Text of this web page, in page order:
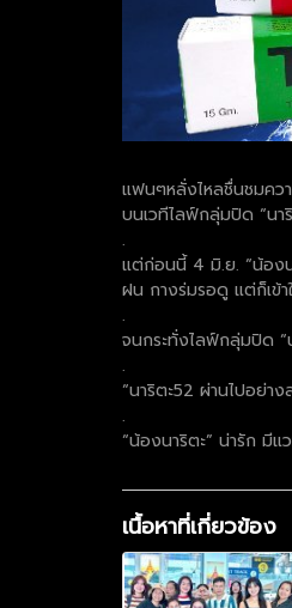
แฟนๆหลั่งไหลชื่นชมคว
บนเวทีไลฟ์กลุ่มปิด “นา
.
แต่ก่อนนี้ 4 มิ.ย. “น้อง
ฝน กางร่มรอดู แต่ก็เข้า
.
จนกระทั่งไลฟ์กลุ่มปิด
.
“นาริตะ52 ผ่านไปอย่
.
“น้องนาริตะ” น่ารัก มีแ
เนื้อหาที่เกี่ยวข้อง